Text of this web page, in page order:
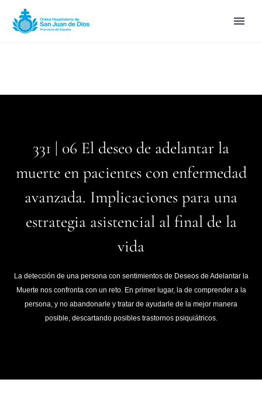
331 | 06 El deseo de adelantar la
muerte en pacientes con enfermedad
avanzada. Implicaciones para una
estrategia asistencial al final de la
vida
La detección de una persona con sentimientos de Deseos de Adelantar la
Muerte nos confronta con un reto. En primer lugar, la de comprender a la
persona, y no abandonarle y tratar de ayudarle de la mejor manera
posible, descartando posibles trastornos psiquiátricos.